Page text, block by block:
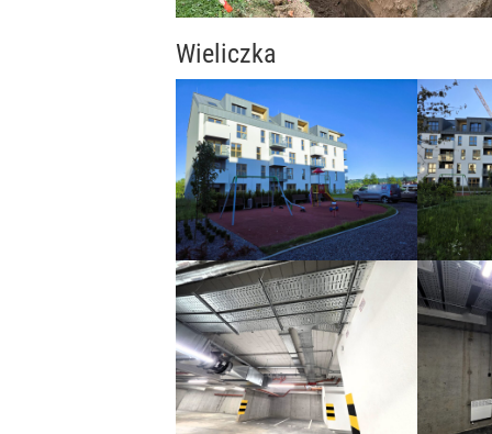
Wieliczka